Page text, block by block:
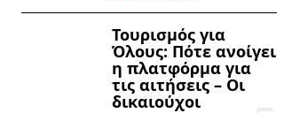
Τουρισμός για
Όλους: Πότε ανοίγει
η πλατφόρμα για
τις αιτήσεις – Οι
δικαιούχοι